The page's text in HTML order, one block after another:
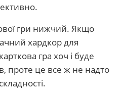
гри нижчий. Якщо
хардкор для
гра хоч і буде
проте це все ж не надто